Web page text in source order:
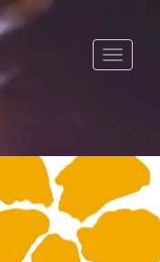
Toggle